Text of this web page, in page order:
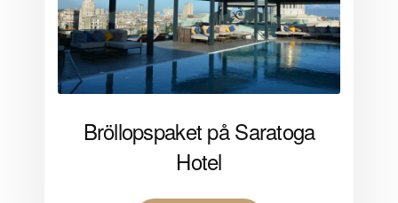
Bröllopspaket på Saratoga
Hotel